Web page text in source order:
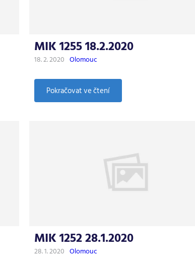
MIK 1255 18.2.2020
18. 2. 2020 Olomouc
Pokračovat ve čtení:
MIK
MIK 1252 28.1.2020
28. 1. 2020 Olomouc